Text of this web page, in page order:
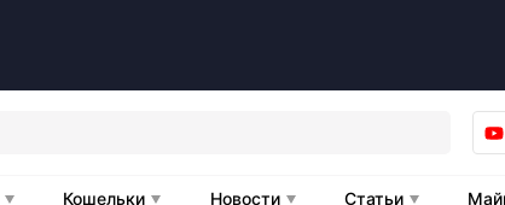
Кошельки Новости Статьи